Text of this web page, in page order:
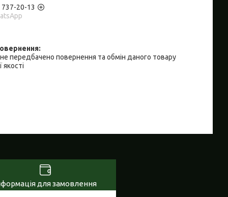
737-20-13
передбачено повернення та обмін даного товару
для замовлення